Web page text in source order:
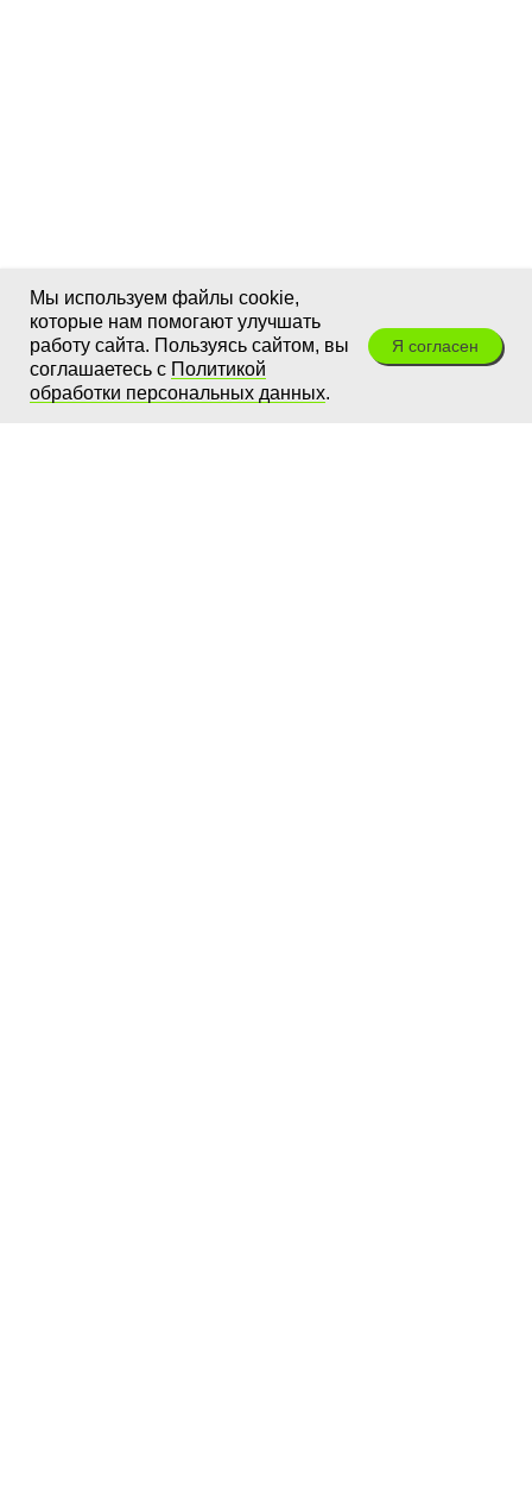
Мы используем файлы cookie,
которые нам помогают улучшать
работу сайта. Пользуясь сайтом, вы
соглашаетесь с Политикой
обработки персональных данных.
Я согласен